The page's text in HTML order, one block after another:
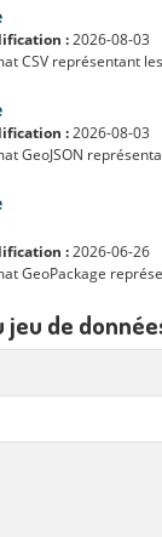
:2026-08-03
CSV représentant
:2026-08-03
GeoJSON
:2026-06-26
GeoPackage
de